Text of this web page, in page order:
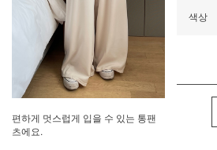
편하게 멋스럽게 입을 수 있는 통팬
츠에요.
색상